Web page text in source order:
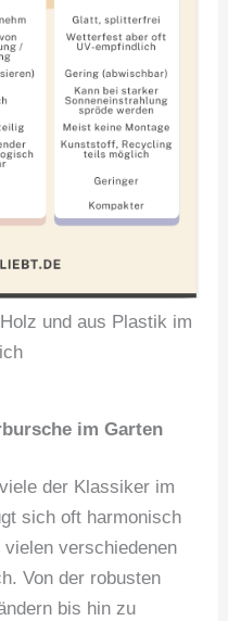
und aus Plastik im
im Garten
der Klassiker im
sich oft harmonisch
verschiedenen
Von der robusten
bis hin zu